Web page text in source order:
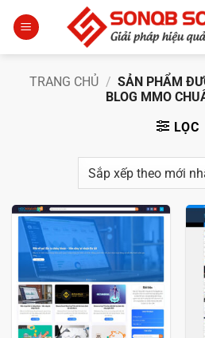
qua
TRANG CHỦ / SẢN PHẨM
BLOG MMO
LỌC